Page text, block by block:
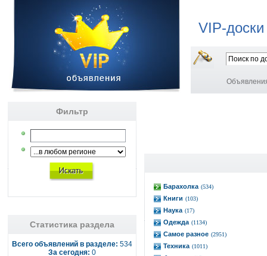
VIP-
Фильтр
Статистика раздела
Всего объявлений в разделе: 534
За сегодня: 0
Барахолка (534)
Книги (103)
Наука (17)
Одежда (1134)
Самое разное (2951)
Техника (1011)